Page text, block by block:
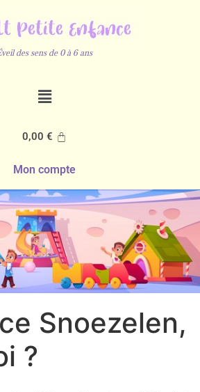
des sens de 0 à 6 ans
0,00€
Mon compte
Snoezelen,
?